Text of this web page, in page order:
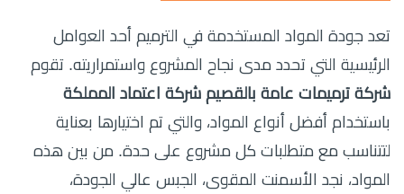
تعد جودة المواد المستخدمة في الترميم أحد العوامل
الرئيسية التي تحدد مدى نجاح المشروع واستمراريته. تقوم
شركة ترميمات عامة بالقصيم شركة اعتماد المملكة
باستخدام أفضل أنواع المواد، والتي تم اختيارها بعناية
لتتناسب مع متطلبات كل مشروع على حدة. من بين هذه
المواد، نجد الأسمنت المقوى، الجبس عالي الجودة،